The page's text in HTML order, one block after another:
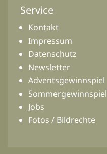
Service
Kontakt
Impressum
Datenschutz
Newsletter
Adventsgewinnspiel
Sommergewinnspiel
Jobs
Fotos / Bildrechte